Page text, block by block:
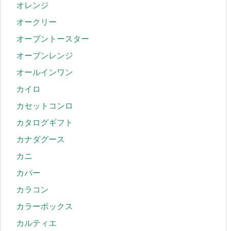
オレンジ
オークリー
オーブントースター
オーブンレンジ
オールインワン
カイロ
カセットコンロ
カタログギフト
カナダグース
カニ
カバー
カラコン
カラーボックス
カルティエ